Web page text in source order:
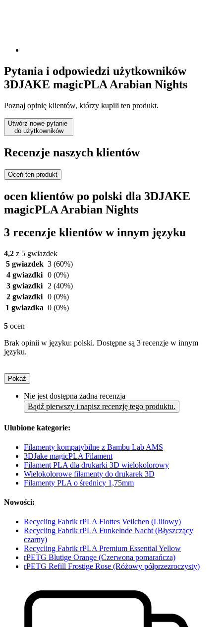
Pytania i odpowiedzi użytkowników
3DJAKE magicPLA Arabian Nights
Poznaj opinię klientów, którzy kupili ten produkt.
Utwórz nowe pytanie
do użytkowników
Recenzje naszych klientów
Oceń ten produkt
ocen klientów po polski dla 3DJAKE
magicPLA Arabian Nights
3 recenzje klientów w innym języku
4,2 z 5 gwiazdek
5 gwiazdek 3 (60%)
4 gwiazdki 0 (0%)
3 gwiazdki
2 (40%)
2 gwiazdki 0 (0%)
1 gwiazdka 0 (0%)
5 ocen
Brak opinii w języku: polski. Dostępne są 3 recenzje w innym
języku.
Pokaż
Nie jest dostępna żadna recenzja
Bądź pierwszy i napisz recenzję tego produktu.
Ulubione kategorie:
Filamenty kompatybilne z Bambu Lab AMS
3DJake magicPLA Filament
Filament PLA dla drukarki 3D wielokolorowy
Wielokolorowe filamenty do drukarek 3D
Filamenty PLA o średnicy 1,75mm
Nowości:
Recycling Fabrik rPLA Flottes Veilchen (Liliowy)
Recycling Fabrik rPLA Funkelnde Nacht (Błyszczący
czarny)
Recycling Fabrik rPLA Premium Essential Yellow
rPETG Blutige Orange (Czerwona pomarańcza)
rPETG Refill Frostige Rose (Różowy półprzezroczysty)